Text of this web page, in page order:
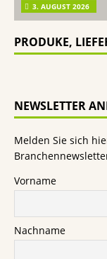
3. AUGUST 2026
PRODUKE,
NEWSLETTER
Melden Sie sich
Vorname
Nachname